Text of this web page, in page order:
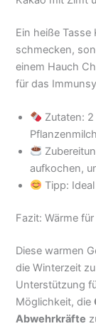
Ein heiße
schmecken,
einem Hauch
für das
Zutaten:
aufkochen,
Tipp:
Fazit: Wärme
Diese warmen
die Winterzeit
Unterstützung
Möglichkeit, die
Abwehrkräfte